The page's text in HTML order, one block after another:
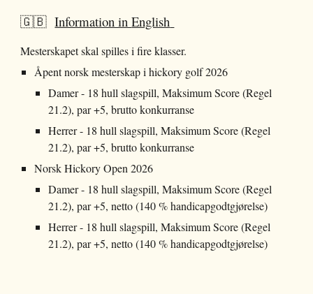
🇬🇧 Information inEnglish
Mesterskapet skal spilles i fire klasser.
Åpent norsk mesterskap i hickory golf 2026
Damer - 18 hull slagspill, Maksimum Score (Regel
21.2), par +5, brutto konkurranse
Herrer - 18 hull slagspill, Maksimum Score (Regel
21.2), par +5, brutto konkurranse
Norsk Hickory Open 2026
Damer - 18 hull slagspill, Maksimum Score (Regel
21.2), par +5, netto (140 % handicapgodtgjørelse)
Herrer - 18 hull slagspill, Maksimum Score (Regel
21.2), par +5, netto (140 % handicapgodtgjørelse)